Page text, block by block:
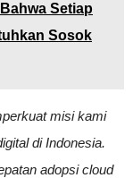
Setiap
Sosok
misi kami
di Indonesia.
adopsi cloud